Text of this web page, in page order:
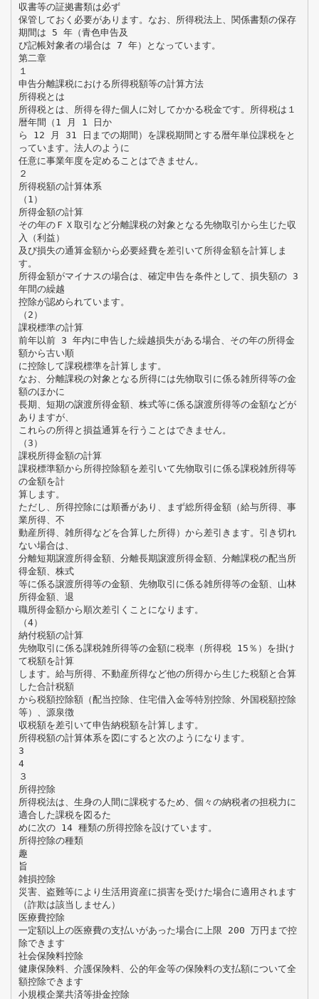
収書等の証拠書類は必ず
保管しておく必要があります。なお、所得税法上、関係書類の保存
期間は 5 年（青色申告及
び記帳対象者の場合は 7 年）となっています。
第二章
１
申告分離課税における所得税額等の計算方法
所得税とは
所得税とは、所得を得た個人に対してかかる税金です。所得税は１
暦年間（1 月 1 日か
ら 12 月 31 日までの期間）を課税期間とする暦年単位課税をと
っています。法人のように
任意に事業年度を定めることはできません。
２
所得税額の計算体系
（1）
所得金額の計算
その年のＦＸ取引など分離課税の対象となる先物取引から生じた収
入（利益）
及び損失の通算金額から必要経費を差引いて所得金額を計算しま
す。
所得金額がマイナスの場合は、確定申告を条件として、損失額の 3
年間の繰越
控除が認められています。
（2）
課税標準の計算
前年以前 3 年内に申告した繰越損失がある場合、その年の所得金
額から古い順
に控除して課税標準を計算します。
なお、分離課税の対象となる所得には先物取引に係る雑所得等の金
額のほかに
長期、短期の譲渡所得金額、株式等に係る譲渡所得等の金額などが
ありますが、
これらの所得と損益通算を行うことはできません。
（3）
課税所得金額の計算
課税標準額から所得控除額を差引いて先物取引に係る課税雑所得等
の金額を計
算します。
ただし、所得控除には順番があり、まず総所得金額（給与所得、事
業所得、不
動産所得、雑所得などを合算した所得）から差引きます。引き切れ
ない場合は、
分離短期譲渡所得金額、分離長期譲渡所得金額、分離課税の配当所
得金額、株式
等に係る譲渡所得等の金額、先物取引に係る雑所得等の金額、山林
所得金額、退
職所得金額から順次差引くことになります。
（4）
納付税額の計算
先物取引に係る課税雑所得等の金額に税率（所得税 15％）を掛け
て税額を計算
します。給与所得、不動産所得など他の所得から生じた税額と合算
した合計税額
から税額控除額（配当控除、住宅借入金等特別控除、外国税額控除
等）、源泉徴
収税額を差引いて申告納税額を計算します。
所得税額の計算体系を図にすると次のようになります。
3
4
３
所得控除
所得税法は、生身の人間に課税するため、個々の納税者の担税力に
適合した課税を図るた
めに次の 14 種類の所得控除を設けています。
所得控除の種類
趣
旨
雑損控除
災害、盗難等により生活用資産に損害を受けた場合に適用されます
（詐欺は該当しません）
医療費控除
一定額以上の医療費の支払いがあった場合に上限 200 万円まで控
除できます
社会保険料控除
健康保険料、介護保険料、公的年金等の保険料の支払額について全
額控除できます
小規模企業共済等掛金控除